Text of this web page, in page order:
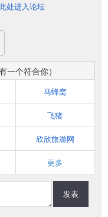
处进入论坛
一个符合你）
马蜂窝
飞猪
欣欣旅游网
更多
发表